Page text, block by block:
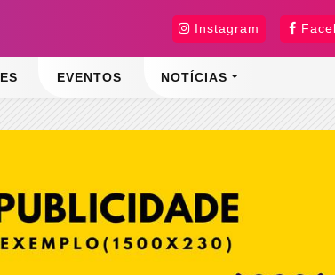
Instagram
EVENTOS NOTÍCIAS